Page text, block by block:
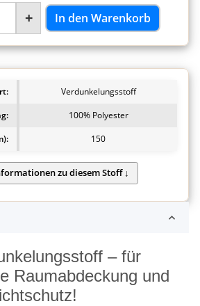
+ In den Warenkorb
Verdunkelungsstoff
100% Polyester
150
– für
Raumabdeckung und